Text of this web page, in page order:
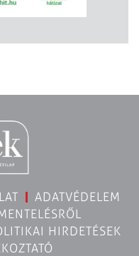
ADATVÉDELEM
HIRDETÉSEK